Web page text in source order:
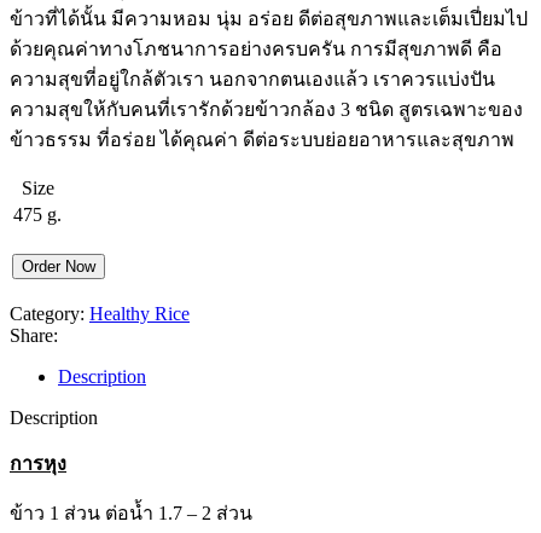
ข้าวที่ได้นั้น มีความหอม นุ่ม อร่อย ดีต่อสุขภาพและเต็มเปี่ยมไป
ด้วยคุณค่าทางโภชนาการอย่างครบครัน การมีสุขภาพดี คือ
ความสุขที่อยู่ใกล้ตัวเรา นอกจากตนเองแล้ว เราควรแบ่งปัน
ความสุขให้กับคนที่เรารักด้วยข้าวกล้อง 3 ชนิด สูตรเฉพาะของ
ข้าวธรรม ที่อร่อย ได้คุณค่า ดีต่อระบบย่อยอาหารและสุขภาพ
Size
475 g.
Order Now
Category: Healthy Rice
Share:
Description
Description
การหุง
ข้าว 1 ส่วน ต่อน้ำ 1.7 – 2 ส่วน